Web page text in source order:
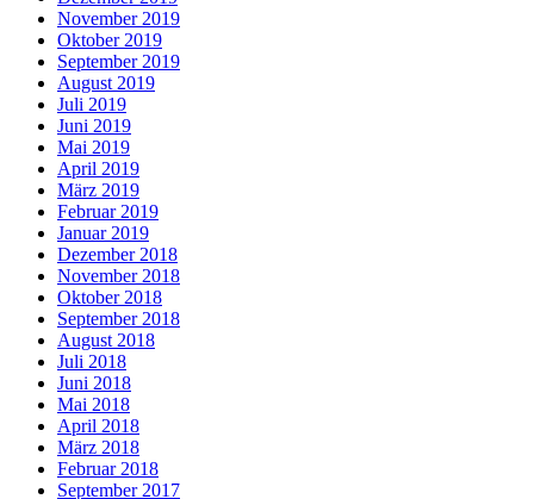
November 2019
Oktober 2019
September 2019
August 2019
Juli 2019
Juni 2019
Mai 2019
April 2019
März 2019
Februar 2019
Januar 2019
Dezember 2018
November 2018
Oktober 2018
September 2018
August 2018
Juli 2018
Juni 2018
Mai 2018
April 2018
März 2018
Februar 2018
September 2017